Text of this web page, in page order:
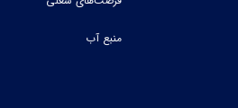
منبع آب